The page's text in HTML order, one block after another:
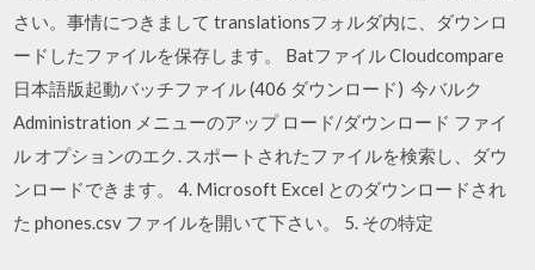
さい。事情につきまして translationsフォルダ内に、ダウンロ
ードしたファイルを保存します。 Batファイル Cloudcompare
日本語版起動バッチファイル (406 ダウンロード) 今バルク
Administration メニューのアップ ロード/ダウンロード ファイ
ル オプションのエク. スポートされたファイルを検索し、ダウ
ンロードできます。 4. Microsoft Excel とのダウンロードされ
た phones.csv ファイルを開いて下さい。 5. その特定